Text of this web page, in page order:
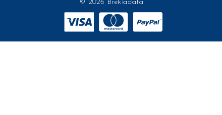
© 2026 Brekiadata